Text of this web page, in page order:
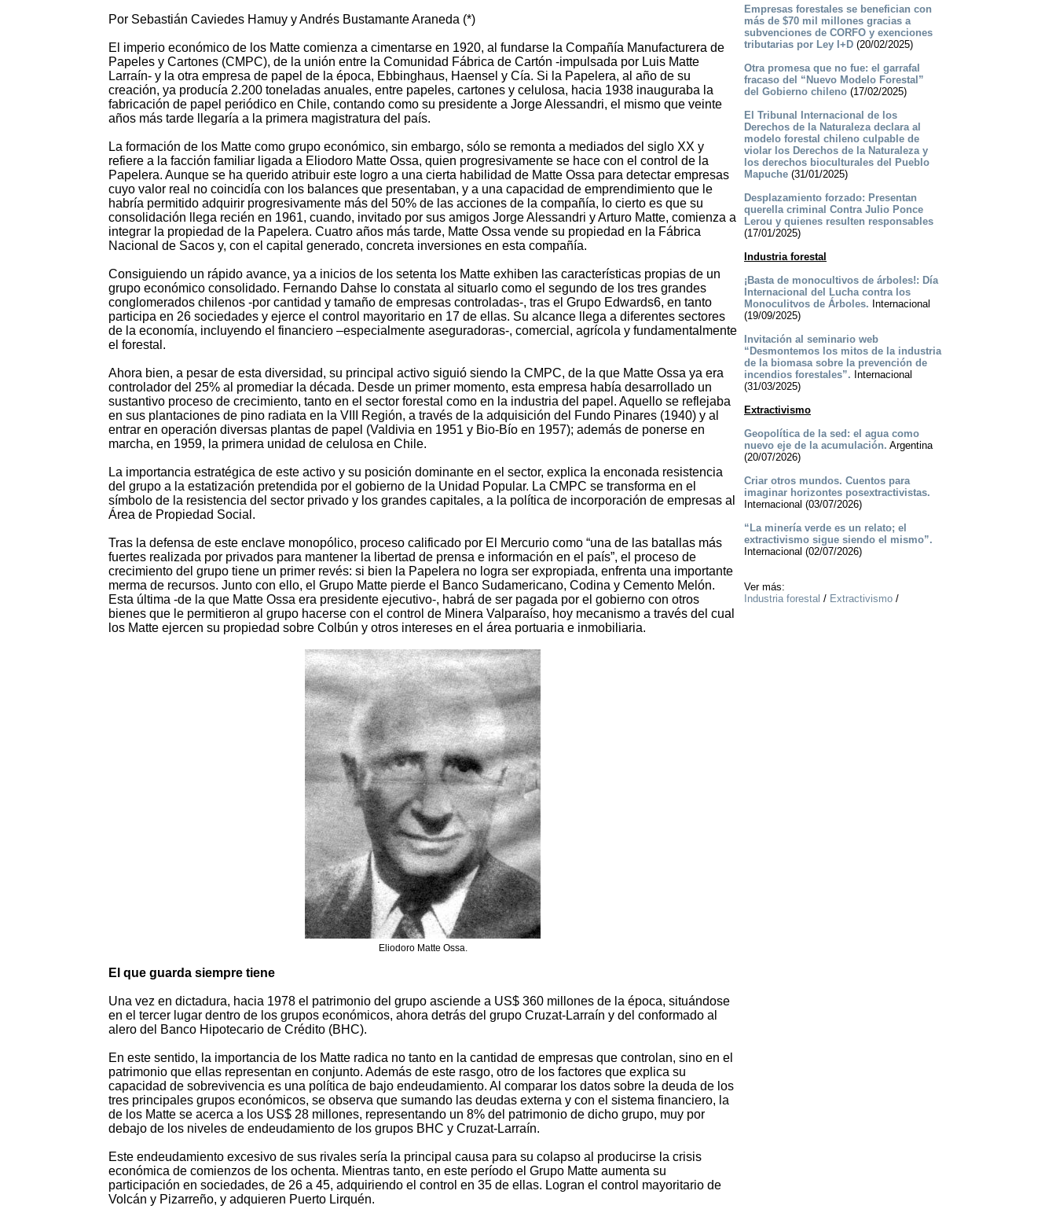
Por Sebastián Caviedes Hamuy y Andrés Bustamante Araneda (*)
El imperio económico de los Matte comienza a cimentarse en 1920, al fundarse la Compañía Manufacturera de
Papeles y Cartones (CMPC), de la unión entre la Comunidad Fábrica de Cartón -impulsada por Luis Matte
Larraín- y la otra empresa de papel de la época, Ebbinghaus, Haensel y Cía. Si la Papelera, al año de su
creación, ya producía 2.200 toneladas anuales, entre papeles, cartones y celulosa, hacia 1938 inauguraba la
fabricación de papel periódico en Chile, contando como su presidente a Jorge Alessandri, el mismo que veinte
años más tarde llegaría a la primera magistratura del país.
La formación de los Matte como grupo económico, sin embargo, sólo se remonta a mediados del siglo XX y
refiere a la facción familiar ligada a Eliodoro Matte Ossa, quien progresivamente se hace con el control de la
Papelera. Aunque se ha querido atribuir este logro a una cierta habilidad de Matte Ossa para detectar empresas
cuyo valor real no coincidía con los balances que presentaban, y a una capacidad de emprendimiento que le
habría permitido adquirir progresivamente más del 50% de las acciones de la compañía, lo cierto es que su
consolidación llega recién en 1961, cuando, invitado por sus amigos Jorge Alessandri y Arturo Matte, comienza a
integrar la propiedad de la Papelera. Cuatro años más tarde, Matte Ossa vende su propiedad en la Fábrica
Nacional de Sacos y, con el capital generado, concreta inversiones en esta compañía.
Consiguiendo un rápido avance, ya a inicios de los setenta los Matte exhiben las características propias de un
grupo económico consolidado. Fernando Dahse lo constata al situarlo como el segundo de los tres grandes
conglomerados chilenos -por cantidad y tamaño de empresas controladas-, tras el Grupo Edwards6, en tanto
participa en 26 sociedades y ejerce el control mayoritario en 17 de ellas. Su alcance llega a diferentes sectores
de la economía, incluyendo el financiero –especialmente aseguradoras-, comercial, agrícola y fundamentalmente
el forestal.
Ahora bien, a pesar de esta diversidad, su principal activo siguió siendo la CMPC, de la que Matte Ossa ya era
controlador del 25% al promediar la década. Desde un primer momento, esta empresa había desarrollado un
sustantivo proceso de crecimiento, tanto en el sector forestal como en la industria del papel. Aquello se reflejaba
en sus plantaciones de pino radiata en la VIII Región, a través de la adquisición del Fundo Pinares (1940) y al
entrar en operación diversas plantas de papel (Valdivia en 1951 y Bio-Bío en 1957); además de ponerse en
marcha, en 1959, la primera unidad de celulosa en Chile.
La importancia estratégica de este activo y su posición dominante en el sector, explica la enconada resistencia
del grupo a la estatización pretendida por el gobierno de la Unidad Popular. La CMPC se transforma en el
símbolo de la resistencia del sector privado y los grandes capitales, a la política de incorporación de empresas al
Área de Propiedad Social.
Tras la defensa de este enclave monopólico, proceso calificado por El Mercurio como “una de las batallas más
fuertes realizada por privados para mantener la libertad de prensa e información en el país”, el proceso de
crecimiento del grupo tiene un primer revés: si bien la Papelera no logra ser expropiada, enfrenta una importante
merma de recursos. Junto con ello, el Grupo Matte pierde el Banco Sudamericano, Codina y Cemento Melón.
Esta última -de la que Matte Ossa era presidente ejecutivo-, habrá de ser pagada por el gobierno con otros
bienes que le permitieron al grupo hacerse con el control de Minera Valparaíso, hoy mecanismo a través del cual
los Matte ejercen su propiedad sobre Colbún y otros intereses en el área portuaria e inmobiliaria.
Eliodoro Matte Ossa.
El que guarda siempre tiene
Una vez en dictadura, hacia 1978 el patrimonio del grupo asciende a US$ 360 millones de la época, situándose
en el tercer lugar dentro de los grupos económicos, ahora detrás del grupo Cruzat-Larraín y del conformado al
alero del Banco Hipotecario de Crédito (BHC).
En este sentido, la importancia de los Matte radica no tanto en la cantidad de empresas que controlan, sino en el
patrimonio que ellas representan en conjunto. Además de este rasgo, otro de los factores que explica su
capacidad de sobrevivencia es una política de bajo endeudamiento. Al comparar los datos sobre la deuda de los
tres principales grupos económicos, se observa que sumando las deudas externa y con el sistema financiero, la
de los Matte se acerca a los US$ 28 millones, representando un 8% del patrimonio de dicho grupo, muy por
debajo de los niveles de endeudamiento de los grupos BHC y Cruzat-Larraín.
Este endeudamiento excesivo de sus rivales sería la principal causa para su colapso al producirse la crisis
económica de comienzos de los ochenta. Mientras tanto, en este período el Grupo Matte aumenta su
participación en sociedades, de 26 a 45, adquiriendo el control en 35 de ellas. Logran el control mayoritario de
Volcán y Pizarreño, y adquieren Puerto Lirquén.
Empresas forestales se benefician con
más de $70 mil millones gracias a
subvenciones de CORFO y exenciones
tributarias por Ley I+D(20/02/2025)
Otra promesa que no fue: el garrafal
fracaso del “Nuevo Modelo Forestal”
del Gobierno chileno(17/02/2025)
El Tribunal Internacional de los
Derechos de la Naturaleza declara al
modelo forestal chileno culpable de
violar los Derechos de la Naturaleza y
los derechos bioculturales del Pueblo
Mapuche(31/01/2025)
Desplazamiento forzado: Presentan
querella criminal Contra Julio Ponce
Lerou y quienes resulten responsables
(17/01/2025)
Industria forestal
¡Basta de monocultivos de árboles!: Día
Internacional del Lucha contra los
Monoculitvos de Árboles. Internacional
(19/09/2025)
Invitación al seminario web
“Desmontemos los mitos de la industria
de la biomasa sobre la prevención de
incendios forestales”. Internacional
(31/03/2025)
Extractivismo
Geopolítica de la sed: el agua como
nuevo eje de la acumulación. Argentina
(20/07/2026)
Criar otros mundos. Cuentos para
imaginar horizontes posextractivistas.
Internacional (03/07/2026)
“La minería verde es un relato; el
extractivismo sigue siendo el mismo”.
Internacional (02/07/2026)
Ver más:
Industria forestal / Extractivismo/